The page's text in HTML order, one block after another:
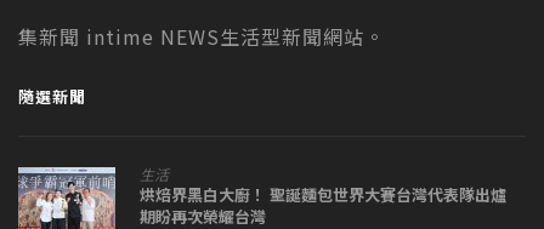
集新聞 intime NEWS生活型新聞網站。
隨選新聞
生活
烘焙界黑白大廚！ 聖誕麵包世界大賽台灣代表隊出爐
期盼再次榮耀台灣